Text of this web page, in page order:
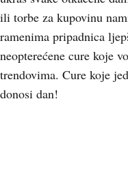
ili torbe za kupovinu
ramenima pripadnica
neopterećene cure koje
trendovima. Cure koje
donosi dan!